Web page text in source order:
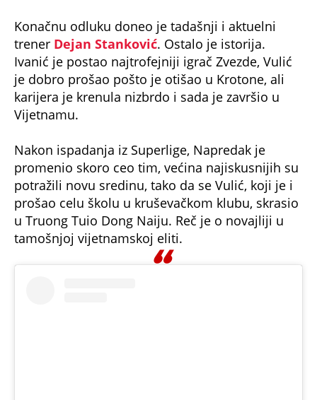
Konačnu odluku doneo je tadašnji i aktuelni
trener Dejan Stanković. Ostalo je istorija.
Ivanić je postao najtrofejniji igrač Zvezde, Vulić
je dobro prošao pošto je otišao u Krotone, ali
karijera je krenula nizbrdo i sada je završio u
Vijetnamu.
Nakon ispadanja iz Superlige, Napredak je
promenio skoro ceo tim, većina najiskusnijih su
potražili novu sredinu, tako da se Vulić, koji je i
prošao celu školu u kruševačkom klubu, skrasio
u Truong Tuio Dong Naiju. Reč je o novajliji u
tamošnjoj vijetnamskoj eliti.